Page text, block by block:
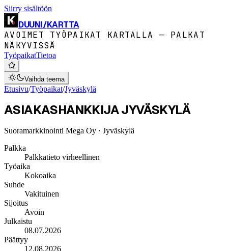
Siirry sisältöön
DUUNI/KARTTA
AVOIMET TYÖPAIKAT KARTALLA — PALKAT
NÄKYVISSÄ
TyöpaikatTietoa
Vaihda teema
Etusivu/Työpaikat/Jyväskylä
ASIAKASHANKKIJA JYVÄSKYLÄ
Suoramarkkinointi Mega Oy · Jyväskylä
Palkka
Palkkatieto virheellinen
Työaika
Kokoaika
Suhde
Vakituinen
Sijoitus
Avoin
Julkaistu
08.07.2026
Päättyy
12.08.2026